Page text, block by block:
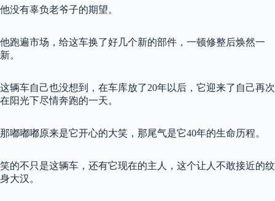
他没有辜负老爷子的期望。
他跑遍市场，给这车换了好几个新的部件，一顿修整后焕然一
新。
这辆车自己也没想到，在车库放了20年以后，它迎来了自己再次
在阳光下尽情奔跑的一天。
那嘟嘟嘟原来是它开心的大笑，那尾气是它40年的生命历程。
笑的不只是这辆车，还有它现在的主人，这个让人不敢接近的纹
身大汉。